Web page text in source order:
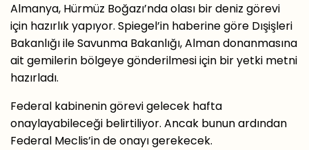
Almanya, Hürmüz Boğazı’nda olası bir deniz görevi
için hazırlık yapıyor. Spiegel’in haberine göre Dışişleri
Bakanlığı ile Savunma Bakanlığı, Alman donanmasına
ait gemilerin bölgeye gönderilmesi için bir yetki metni
hazırladı.
Federal kabinenin görevi gelecek hafta
onaylayabileceği belirtiliyor. Ancak bunun ardından
Federal Meclis’in de onayı gerekecek.